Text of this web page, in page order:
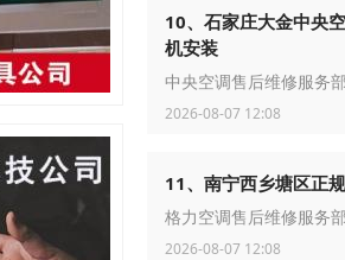
10、石家庄大金中央
机安装
中央空调售后维修服务部
2026-08-07 12:08
11、南宁西乡塘区正
格力空调售后维修服务部
2026-08-07 12:08